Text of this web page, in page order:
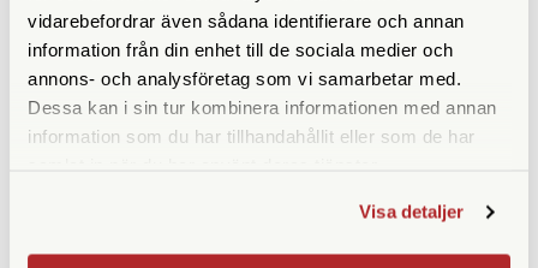
vidarebefordrar även sådana identifierare och annan
information från din enhet till de sociala medier och
annons- och analysföretag som vi samarbetar med.
Dessa kan i sin tur kombinera informationen med annan
information som du har tillhandahållit eller som de har
Visa detaljer
ANDRA KÖPTE ÄVEN